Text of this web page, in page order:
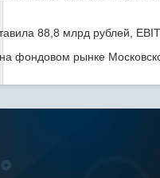
88,8 млрд рублей,
фондовом рынке